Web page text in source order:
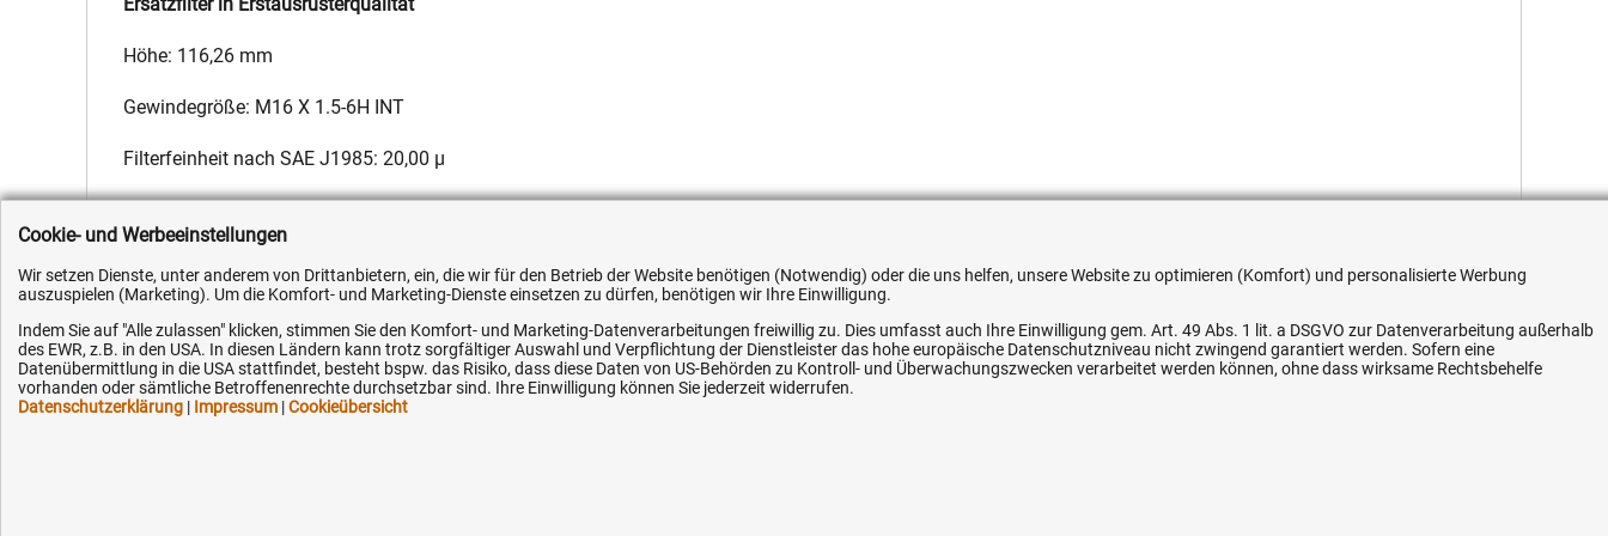
Höhe: 116,26 mm
Gewindegröße: M16 X 1.5-6H INT
Filterfeinheit nach SAE J1985: 20,00 µ
Hersteller: Fleetguard,Hersteller-Nr.: F119200060010,EAN: 4051354554899
Kundenhotline (Festnetz):
+49 (0) 5351 - 523 520
Hilfe & Service Ihre Hytec-Hydraulik Vorteile Flexible Zahlung
Cookie- und Werbeeinstellungen
Wir setzen Dienste, unter anderem von Drittanbietern, ein, die wir für den Betrieb der Website benötigen (Notwendig) oder die uns helfen, unsere Website zu optimieren (Komfort) und personalisierte Werbung
auszuspielen (Marketing). Um die Komfort- und Marketing-Dienste einsetzen zu dürfen, benötigen wir Ihre Einwilligung.
Indem Sie auf "Alle zulassen" klicken, stimmen Sie den Komfort- und Marketing-Datenverarbeitungen freiwillig zu. Dies umfasst auch Ihre Einwilligung gem. Art. 49 Abs. 1 lit. a DSGVO zur Datenverarbeitung außerhalb
des EWR, z.B. in den USA. In diesen Ländern kann trotz sorgfältiger Auswahl und Verpflichtung der Dienstleister das hohe europäische Datenschutzniveau nicht zwingend garantiert werden. Sofern eine
Datenübermittlung in die USA stattfindet, besteht bspw. das Risiko, dass diese Daten von US-Behörden zu Kontroll- und Überwachungszwecken verarbeitet werden können, ohne dass wirksame Rechtsbehelfe
vorhanden oder sämtliche Betroffenenrechte durchsetzbar sind. Ihre Einwilligung können Sie jederzeit widerrufen.
Datenschutzerklärung | Impressum |Cookieübersicht